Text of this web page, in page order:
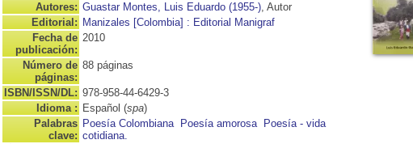
Autores: Guastar Montes, Luis Eduardo (1955-), Autor
Editorial: Manizales [Colombia] : Editorial Manigraf
Fecha de
publicación:
2010
Número de
páginas:
88 páginas
ISBN/ISSN/DL: 978-958-44-6429-3
Idioma : Español (spa)
Palabras
clave:
Poesía Colombiana Poesía amorosa
Poesía - vida
cotidiana.